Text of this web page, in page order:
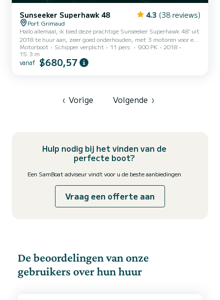
Sunseeker Superhawk 48 4.3 (38 reviews)
Port Grimaud
Hallo allemaal, ik bied deze prachtige Sunseeker Superhawk 48' uit
2018 te huur aan, zeer goed onderhouden, met 3 motoren voor een
totaal van 900pk vanuit Cannes, Golfe Juan, Antibes, Nice,
Monaco en Saint Tropez. Het schip biedt plaats aan maximaal 11
personen + de schipper. Het is volledig uitgerust en biedt veel
Motorboot Schipper verplicht 11 pers. 900 PK
2018
15.3 m
vanaf $680,57
‹ Vorige Volgende ›
Hulp nodig bij het vinden van de
perfecte boot?
Een SamBoat adviseur vindt voor u de beste aanbiedingen
Vraag een offerte aan
De beoordelingen van onze
gebruikers over hun huur